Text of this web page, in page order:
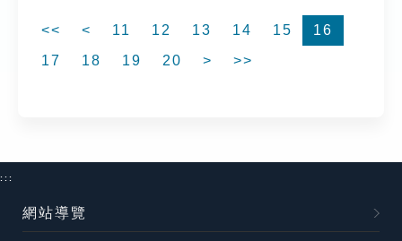
<< < 11 12 13 14 15
16
17
18 19 20 > >>
:::
網站導覽